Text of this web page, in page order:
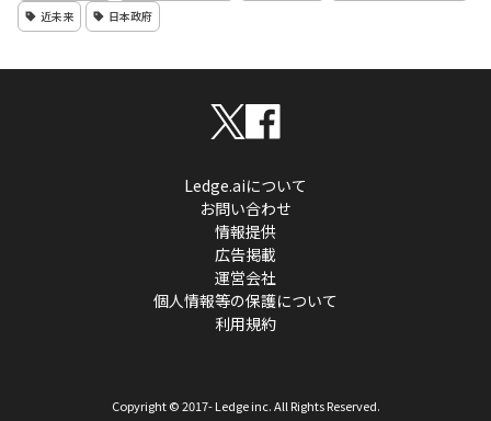
近未来
日本政府
Ledge.aiについて
お問い合わせ
情報提供
広告掲載
運営会社
個人情報等の保護について
利用規約
Copyright © 2017- Ledge inc. All Rights Reserved.